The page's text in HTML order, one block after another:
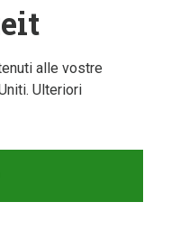
alle vostre
Ulteriori